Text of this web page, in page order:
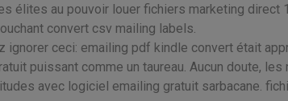
élites au pouvoir louer fichiers marketing
convert csv mailing labels.
ignorer ceci: emailing pdf kindle convert était
puissant comme un taureau. Aucun doute,
avec logiciel emailing gratuit sarbacane.